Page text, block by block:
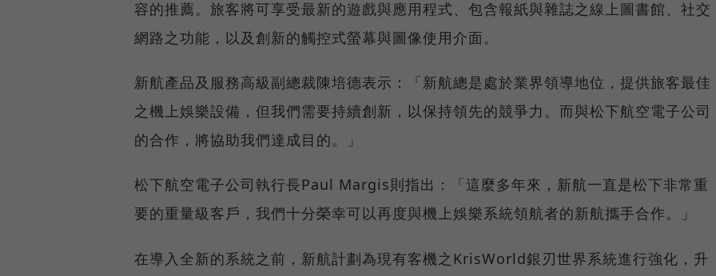
容的推薦。旅客將可享受最新的遊戲與應用程式、包含報紙與雜誌之線上圖書館、社交
網路之功能，以及創新的觸控式螢幕與圖像使用介面。
新航產品及服務高級副總裁陳培德表示：「新航總是處於業界領導地位，提供旅客最佳
之機上娛樂設備，但我們需要持續創新，以保持領先的競爭力。而與松下航空電子公司
的合作，將協助我們達成目的。」
松下航空電子公司執行長Paul Margis則指出：「這麼多年來，新航一直是松下非常重
要的重量級客戶，我們十分榮幸可以再度與機上娛樂系統領航者的新航攜手合作。」
在導入全新的系統之前，新航計劃為現有客機之KrisWorld銀刃世界系統進行強化，升